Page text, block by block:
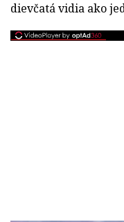
dievčatá vidia ako